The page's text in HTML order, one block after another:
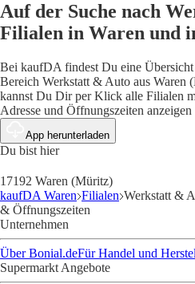
Auf der Suche nach
Filialen in Waren und
Bei kaufDA findest Du eine
Bereich Werkstatt & Auto aus Waren
kannst Du Dir per Klick alle Filialen
Adresse und Öffnungszeiten anzeigen
App herunterladen
Du bist hier
17192 Waren (Müritz)
kaufDA Waren Filialen Werkstatt &
& Öffnungszeiten
Unternehmen
Über Bonial.deFür Handel und
Supermarkt Angebote